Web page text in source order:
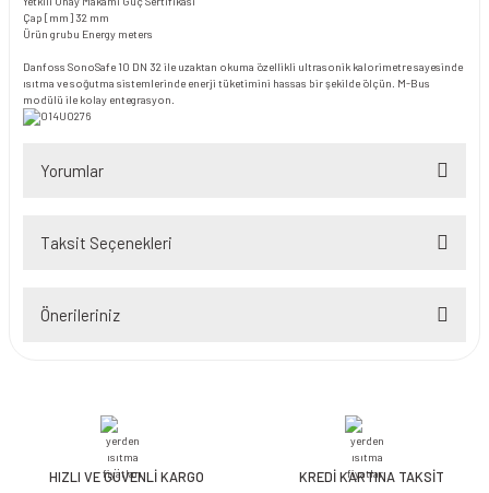
Çap [mm] 32 mm
Ürün grubu Energy meters
Danfoss SonoSafe 10 DN 32 ile uzaktan okuma özellikli ultrasonik kalorimetre sayesinde
ısıtma ve soğutma sistemlerinde enerji tüketimini hassas bir şekilde ölçün. M-Bus
modülü ile kolay entegrasyon.
Yorumlar
Taksit Seçenekleri
Önerileriniz
iletebilirsiniz.
Görüş ve önerileriniz için teşekkür ederiz.
HIZLI VE GÜVENLİ KARGO KREDİ KARTINA TAKSİT